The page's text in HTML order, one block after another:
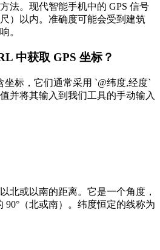
法。现代智能手机中的 GPS 信号
）以内。准确度可能会受到建筑
。
中获取 GPS 坐标？
标，它们通常采用 `@纬度,经度`
并将其输入到我们工具的手动输入
北或以南的距离。它是一个角度，
90°（北或南）。纬度恒定的线称为